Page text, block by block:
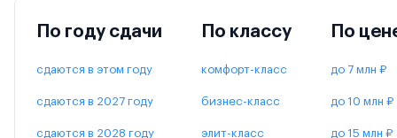
По году сдачи
сдаются в этом году
сдаются в 2027 году
сдаются в 2028 году
По классу
комфорт-класс
бизнес-класс
элит-класс
По
до 7 млн ₽
до 10 млн ₽
до 15 млн ₽